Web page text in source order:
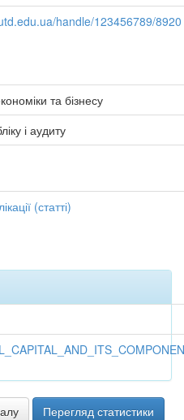
handle/123456789/8920
та бізнесу
і аудиту
(статті)
Перегляд статистики